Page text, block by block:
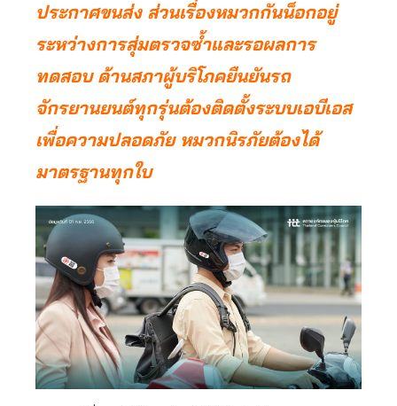
ประกาศขนส่ง ส่วนเรื่องหมวกกันน็อกอยู่
ระหว่างการสุ่มตรวจซ้ำและรอผลการ
ทดสอบ ด้านสภาผู้บริโภคยืนยันรถ
จักรยานยนต์ทุกรุ่นต้องติดตั้งระบบเอบีเอส
เพื่อความปลอดภัย หมวกนิรภัยต้องได้
มาตรฐานทุกใบ